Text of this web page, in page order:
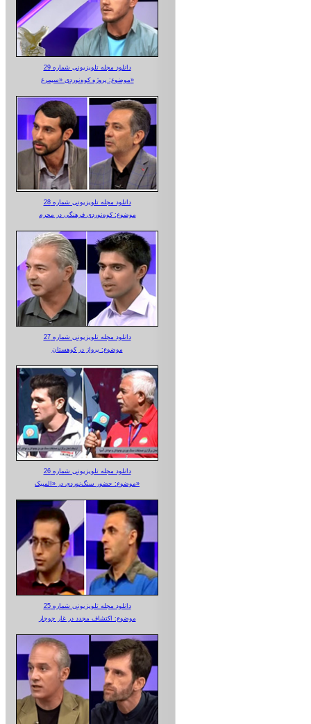
دانلود مجله تلویزیونی شماره 29
موضوع: پروژه کوه‌نوردی «سیمرغ»
دانلود مجله تلویزیونی شماره 28
موضوع: کوه‌نوردی فرهنگی در محرم
دانلود مجله تلویزیونی شماره 27
موضوع: پرواز در کوهستان
دانلود مجله تلویزیونی شماره 26
موضوع: حضور سنگ‌نوردی در «المپیک»
دانلود مجله تلویزیونی شماره 25
موضوع: اکتشاف مجدد در غار جوجار